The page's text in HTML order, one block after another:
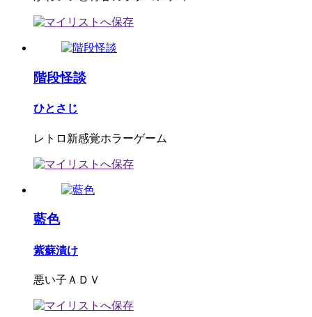
階段怪談
ひとさじ
レトロ新感覚ホラーゲーム
藍色
紫蘇漬け
悪い子ＡＤＶ